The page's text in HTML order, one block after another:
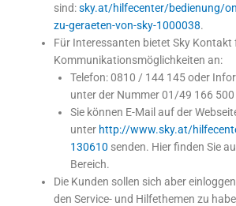
sind:sky.at/hilfecenter/bedienung/
zu-geraeten-von-sky-1000038.
Für Interessanten bietet Sky Kontakt
Kommunikationsmöglichkeiten an:
Telefon: 0810 / 144 145 oder
unter der Nummer 01/49 166 500
Sie können E-Mail auf der
unter http://www.sky.at/
130610 senden. Hier finden Sie
Bereich.
Die Kunden sollen sich aber
den Service- und Hilfethemen zu